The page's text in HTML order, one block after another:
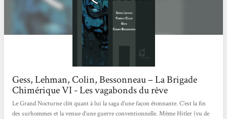
Gess, Lehman, Colin, Bessonneau – La Brigade
Chimérique VI - Les vagabonds du rêve
Le Grand Nocturne clôt quant à lui la saga d’une façon étonnante. C’est la fin
des surhommes et la venue d’une guerre conventionnelle. Même Hitler (vu de